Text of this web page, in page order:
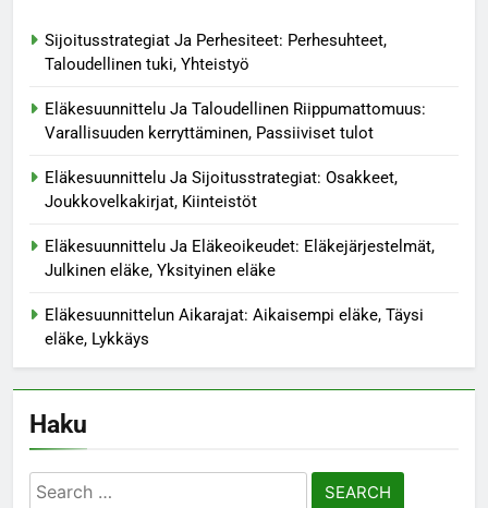
Sijoitusstrategiat Ja Perhesiteet: Perhesuhteet,
Taloudellinen tuki, Yhteistyö
Eläkesuunnittelu Ja Taloudellinen Riippumattomuus:
Varallisuuden kerryttäminen, Passiiviset tulot
Eläkesuunnittelu Ja Sijoitusstrategiat: Osakkeet,
Joukkovelkakirjat, Kiinteistöt
Eläkesuunnittelu Ja Eläkeoikeudet: Eläkejärjestelmät,
Julkinen eläke, Yksityinen eläke
Eläkesuunnittelun Aikarajat: Aikaisempi eläke, Täysi
eläke, Lykkäys
Haku
Search